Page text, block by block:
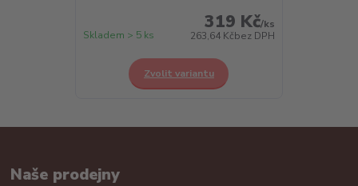
319 Kč/ks
263,64 Kčbez DPH
Skladem > 5 ks
Zvolit variantu
Naše prodejny